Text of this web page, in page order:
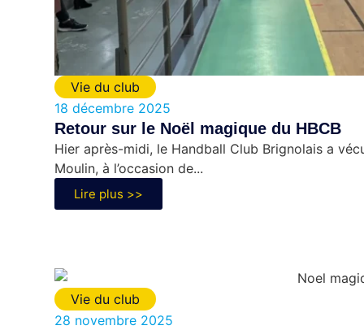
Vie du club
18 décembre 2025
Retour sur le Noël magique du HBCB
Hier après-midi, le Handball Club Brignolais a
Moulin, à l’occasion de...
Lire plus >>
Vie du club
28 novembre 2025